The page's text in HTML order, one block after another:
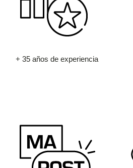
+ 35 años de experiencia